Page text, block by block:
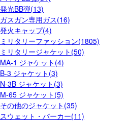
発光BB弾(13)
ガスガン専用ガス(16)
発火キャップ(4)
ミリタリーファッション(1805)
ミリタリージャケット(50)
MA-1 ジャケット(4)
B-3 ジャケット(3)
N-3B ジャケット(3)
M-65 ジャケット(5)
その他のジャケット(35)
スウェット・パーカー(11)